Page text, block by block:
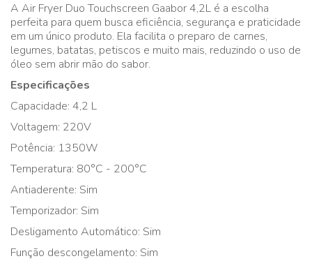
A Air Fryer Duo Touchscreen Gaabor 4,2L é a escolha
perfeita para quem busca eficiência, segurança e praticidade
em um único produto. Ela facilita o preparo de carnes,
legumes, batatas, petiscos e muito mais, reduzindo o uso de
óleo sem abrir mão do sabor.
Especificações
Capacidade: 4,2 L
Voltagem: 220V
Potência: 1350W
Temperatura: 80°C - 200°C
Antiaderente: Sim
Temporizador: Sim
Desligamento Automático: Sim
Função descongelamento: Sim